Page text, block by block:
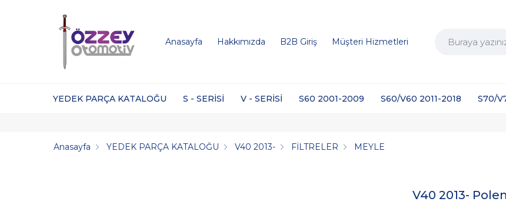
Anasayfa Hakkımızda B2B Giriş Müşteri Hizmetleri
YEDEK PARÇA KATALOĞU S - SERİSİ V - SERİSİ S60 2001-2009 S60/V60 2011-2018 S70/
Anasayfa YEDEK PARÇA KATALOĞU V40 2013- FİLTRELER MEYLE
V40 2013-